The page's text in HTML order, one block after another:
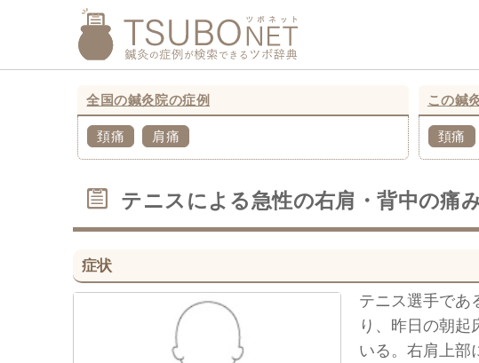
全国の鍼灸院の症例
頚痛 肩痛
この鍼
頚痛
テニスによる急性の右肩・背中の痛
症状
テニス選手であ
り、昨日の朝
いる。右肩上部